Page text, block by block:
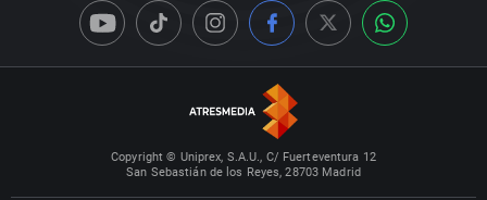
Copyright © Uniprex, S.A.U., C/ Fuerteventura 12
San Sebastián de los Reyes, 28703 Madrid